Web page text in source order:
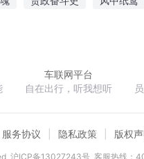
车联网平台
自在出行，听我想听
服务协议 隐私政策 版权
沪ICP备13027243号 客服热线：